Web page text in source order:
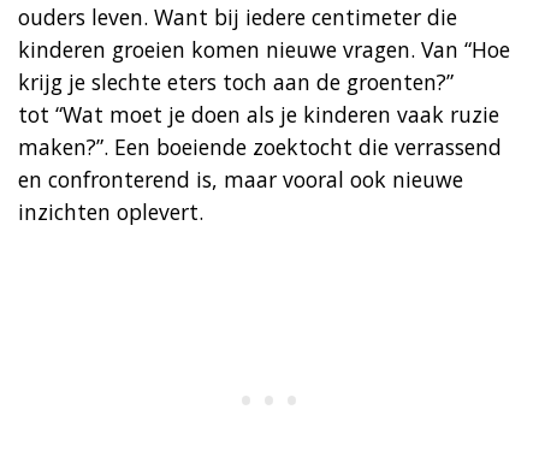
ouders leven. Want bij iedere centimeter die
kinderen groeien komen nieuwe vragen. Van “Hoe
krijg je slechte eters toch aan de groenten?”
tot “Wat moet je doen als je kinderen vaak ruzie
maken?”. Een boeiende zoektocht die verrassend
en confronterend is, maar vooral ook nieuwe
inzichten oplevert.